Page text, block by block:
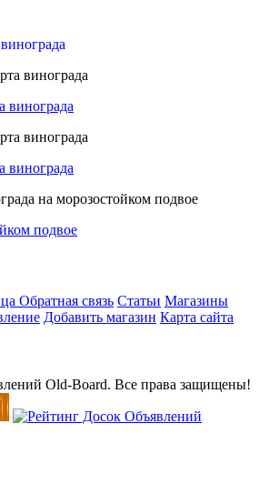
винограда
винограда
подвое
Обратная связь Статьи Магазины
Добавить магазин Карта сайта
Old-Board. Все права защищены!